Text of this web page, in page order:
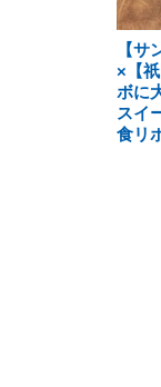
【サ
×【
ボに
スイ
食リ